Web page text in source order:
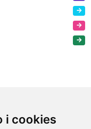
i cookies